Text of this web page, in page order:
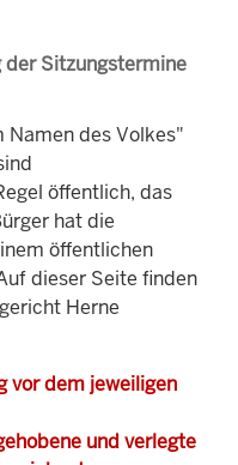
Sitzungstermine
des Volkes"
öffentlich, das
hat die
öffentlichen
dieser Seite finden
Herne
vor dem jeweiligen
und verlegte